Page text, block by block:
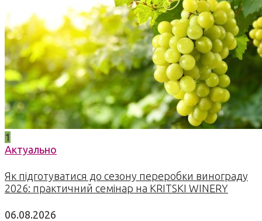
1
Актуально
Як підготуватися до сезону переробки винограду
2026: практичний семінар на KRITSKI WINERY
06.08.2026